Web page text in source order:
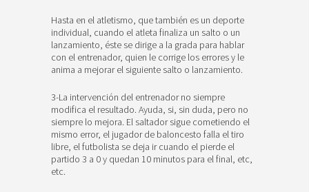
Hasta en el atletismo, que también es un deporte
individual, cuando el atleta finaliza un salto o un
lanzamiento, éste se dirige a la grada para hablar
con el entrenador, quien le corrige los errores y le
anima a mejorar el siguiente salto o lanzamiento.
3-La intervención del entrenador no siempre
modifica el resultado. Ayuda, si, sin duda, pero no
siempre lo mejora. El saltador sigue cometiendo el
mismo error, el jugador de baloncesto falla el tiro
libre, el futbolista se deja ir cuando el pierde el
partido 3 a 0 y quedan 10 minutos para el final, etc,
etc.